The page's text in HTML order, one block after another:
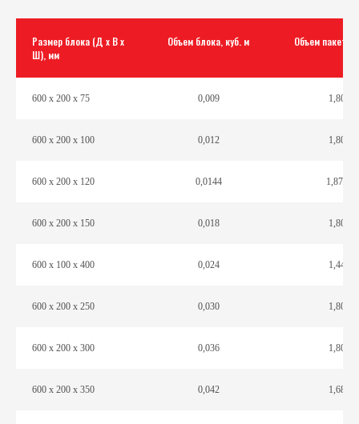
Размер блока (Д х В х
Ш), мм
Объем блока, куб. м Объем пакета,
600 х 200 х 75 0,009 1,80
600 х 200 х 100 0,012 1,80
600 х 200 х 120 0,0144 1,872
600 х 200 х 150 0,018 1,80
600 х 100 х 400 0,024 1,44
600 х 200 х 250 0,030 1,80
600 х 200 х 300 0,036 1,80
600 х 200 х 350 0,042 1,68